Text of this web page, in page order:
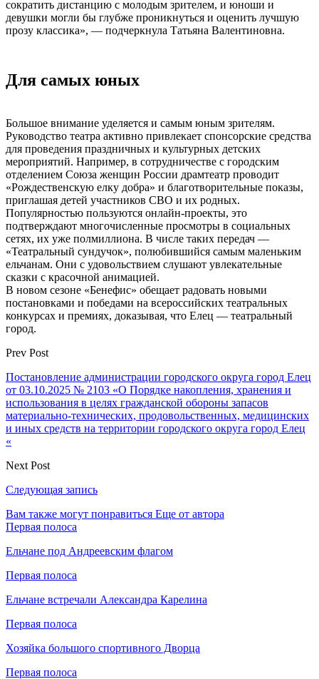
сократить дистанцию с молодым зрителем, и юноши и
девушки могли бы глубже проникнуться и оценить лучшую
прозу классика», — подчеркнула Татьяна Валентиновна.
Для самых юных
Большое внимание уделяется и самым юным зрителям.
Руководство театра активно привлекает спонсорские средства
для проведения праздничных и культурных детских
мероприятий. Например, в сотрудничестве с городским
отделением Союза женщин России драмтеатр проводит
«Рождественскую елку добра» и благотворительные показы,
приглашая детей участников СВО и их родных.
Популярностью пользуются онлайн-проекты, это
подтверждают многочисленные просмотры в социальных
сетях, их уже полмиллиона. В числе таких передач —
«Театральный сундучок», полюбившийся самым маленьким
ельчанам. Они с удовольствием слушают увлекательные
сказки с красочной анимацией.
В новом сезоне «Бенефис» обещает радовать новыми
постановками и победами на всероссийских театральных
конкурсах и премиях, доказывая, что Елец — театральный
город.
Prev Post
Постановление администрации городского округа город Елец
от 03.10.2025 № 2103 «О Порядке накопления, хранения и
использования в целях гражданской обороны запасов
материально-технических, продовольственных, медицинских
и иных средств на территории городского округа город Елец
«
Next Post
Следующая запись
Вам также могут понравиться Еще от автора
Первая полоса
Ельчане под Андреевским флагом
Первая полоса
Ельчане встречали Александра Карелина
Первая полоса
Хозяйка большого спортивного Дворца
Первая полоса